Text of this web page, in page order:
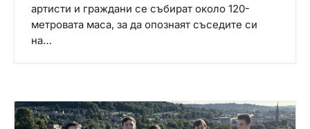
артисти и граждани се събират около 120-
метровата маса, за да опознаят съседите си
на…